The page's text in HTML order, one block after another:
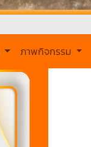
ภาพกิจกรรม